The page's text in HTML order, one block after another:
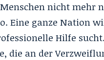
nicht mehr
Eine ganze Nation
Hilfe
die an der